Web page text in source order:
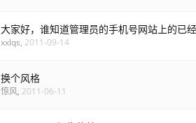
大家好，谁知道管理员的手机号网站上的已
xxlqs, 2011-09-14
换个风格
惊风, 2011-06-11